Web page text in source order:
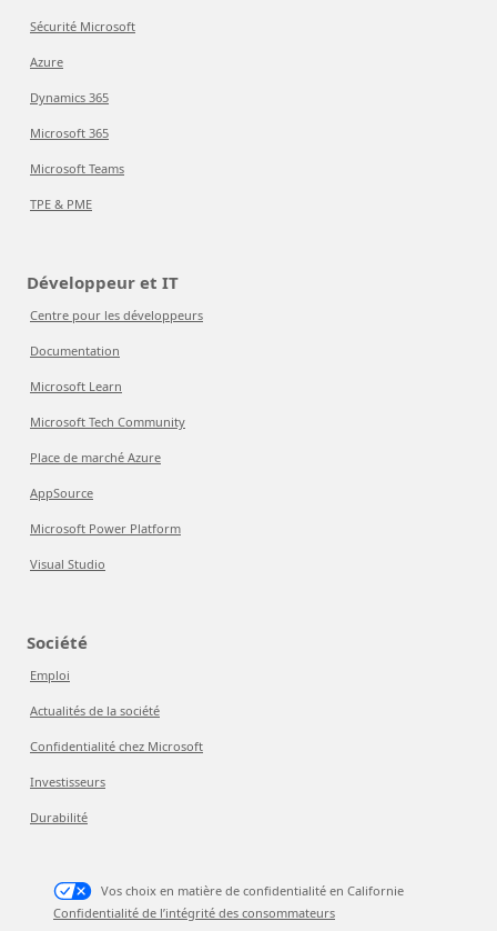
Sécurité Microsoft
Azure
Dynamics 365
Microsoft 365
Microsoft Teams
TPE & PME
Développeur et IT
Centre pour les développeurs
Documentation
Microsoft Learn
Microsoft Tech Community
Place de marché Azure
AppSource
Microsoft Power Platform
Visual Studio
Société
Emploi
Actualités de la société
Confidentialité chez Microsoft
Investisseurs
Durabilité
Vos choix en matière de confidentialité en Californie
Confidentialité de l’intégrité des consommateurs